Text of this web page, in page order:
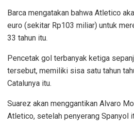
Barca mengatakan bahwa Atletico
euro (sekitar Rp103 miliar) untuk
33 tahun itu.
Pencetak gol terbanyak ketiga
tersebut, memiliki sisa satu tahun
Catalunya itu.
Suarez akan menggantikan Alvaro
Atletico, setelah penyerang Spanyol